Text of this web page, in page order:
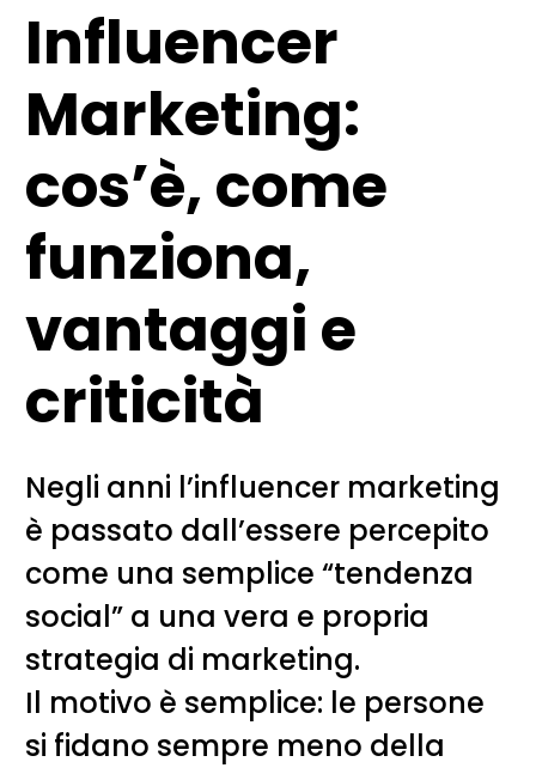
Influencer
Marketing:
cos’è, come
funziona,
vantaggi e
criticità
Negli anni l’influencer marketing
è passato dall’essere percepito
come una semplice “tendenza
social” a una vera e propria
strategia di marketing.
Il motivo è semplice: le persone
si fidano sempre meno della